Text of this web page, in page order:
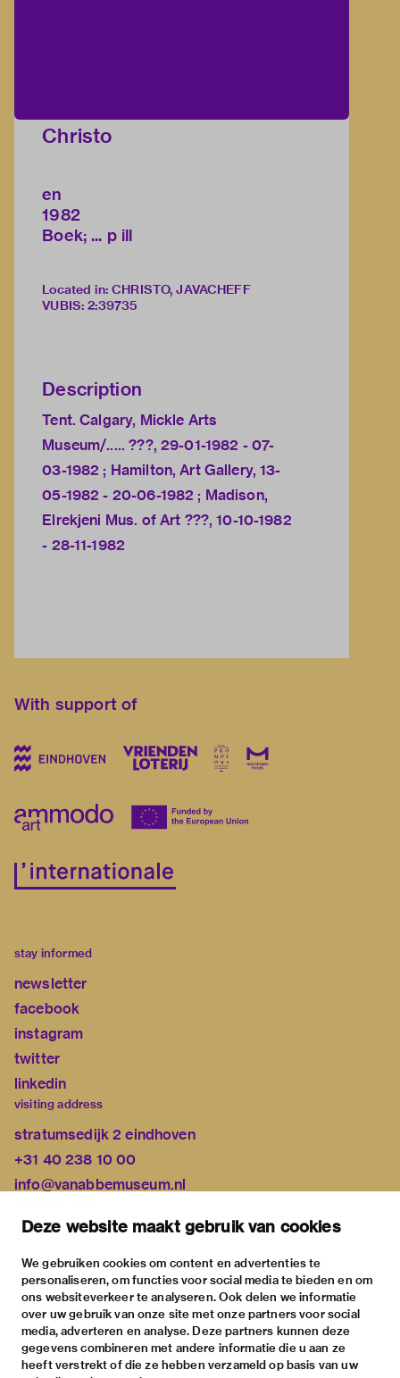
Deze website maakt gebruik van cookies
We gebruiken cookies om content en advertenties te
personaliseren, om functies voor social media te bieden en om
ons websiteverkeer te analyseren. Ook delen we informatie
over uw gebruik van onze site met onze partners voor social
media, adverteren en analyse. Deze partners kunnen deze
gegevens combineren met andere informatie die u aan ze
heeft verstrekt of die ze hebben verzameld op basis van uw
Christo
en
1982
Boek; ... p ill
Located in: CHRISTO, JAVACHEFF
VUBIS: 2:39735
Description
Tent. Calgary, Mickle Arts
Museum/..... ???, 29-01-1982 - 07-
03-1982 ; Hamilton, Art Gallery, 13-
05-1982 - 20-06-1982 ; Madison,
Elrekjeni Mus. of Art ???, 10-10-1982
- 28-11-1982
With support of
stay informed
newsletter
facebook
instagram
twitter
linkedin
visiting address
stratumsedijk 2 eindhoven
+31 40 238 10 00
info@vanabbemuseum.nl
exhibitions
activities
practical information
about
the museum
the collection